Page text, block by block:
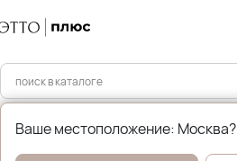
Главная Юбки
Ваше местоположение: Москва?